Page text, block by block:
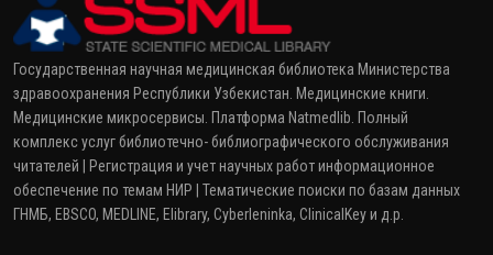
Государственная научная медицинская библиотека Министерства
здравоохранения Республики Узбекистан. Медицинские книги.
Медицинские микросервисы. Платформа Natmedlib. Полный
комплекс услуг библиотечно- библиографического обслуживания
читателей | Регистрация и учет научных работ информационное
обеспечение по темам НИР | Тематические поиски по базам данных
ГНМБ, EBSCO, MEDLINE, Elibrary, Cyberleninka, ClinicalKey и д.р.